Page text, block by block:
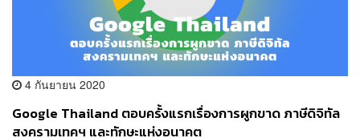
4 กันยายน 2020
Google Thailand ตอบครั้งแรกเรื่องการผูกขาด ภาษีดิจิทัล
สงครามเทคฯ และทักษะแห่งอนาคต